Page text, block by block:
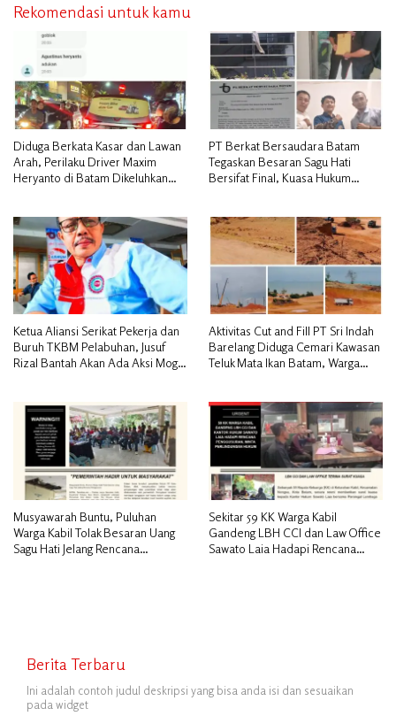
Rekomendasi untuk kamu
Diduga Berkata Kasar dan Lawan
Arah, Perilaku Driver Maxim
Heryanto di Batam Dikeluhkan
PT Berkat Bersaudara Batam
Tegaskan Besaran Sagu Hati
Bersifat Final, Kuasa Hukum
Ketua Aliansi Serikat Pekerja dan
Buruh TKBM Pelabuhan, Jusuf
Rizal Bantah Akan Ada Aksi Mogol
Aktivitas Cut and Fill PT Sri Indah
Barelang Diduga Cemari Kawasan
Teluk Mata Ikan Batam, Warga
Musyawarah Buntu, Puluhan
Warga Kabil Tolak Besaran Uang
Sagu Hati Jelang Rencana
Sekitar 59 KK Warga Kabil
Gandeng LBH CCI dan Law Office
Sawato Laia Hadapi Rencana
Berita Terbaru
Ini adalah contoh judul deskripsi yang bisa anda isi dan sesuaikan
pada widget